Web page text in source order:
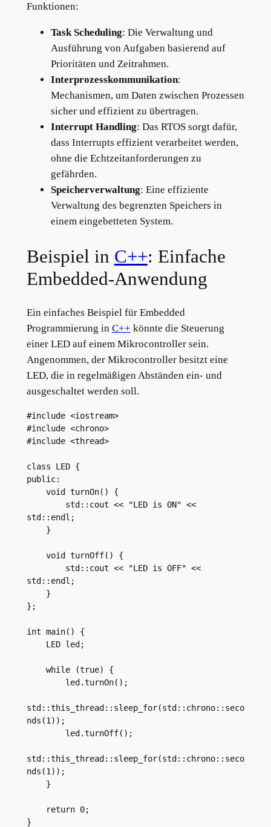
Funktionen:
Task Scheduling: Die Verwaltung und
Ausführung von Aufgaben basierend auf
Prioritäten und Zeitrahmen.
Interprozesskommunikation:
Mechanismen, um Daten zwischen Prozessen
sicher und effizient zu übertragen.
Interrupt Handling: Das RTOS sorgt dafür,
dass Interrupts effizient verarbeitet werden,
ohne die Echtzeitanforderungen zu
gefährden.
Speicherverwaltung: Eine effiziente
Verwaltung des begrenzten Speichers in
einem eingebetteten System.
Beispiel in C++: Einfache
Embedded-Anwendung
Ein einfaches Beispiel für Embedded
Programmierung in C++ könnte die Steuerung
einer LED auf einem Mikrocontroller sein.
Angenommen, der Mikrocontroller besitzt eine
LED, die in regelmäßigen Abständen ein- und
ausgeschaltet werden soll.
#include <iostream>
#include <chrono>
#include <thread>
class LED {
public:
std::endl;
std::endl;
};
int main() {
std::this_thread::sleep_for(std::chrono::seco
nds(1));
std::this_thread::sleep_for(std::chrono::seco
nds(1));